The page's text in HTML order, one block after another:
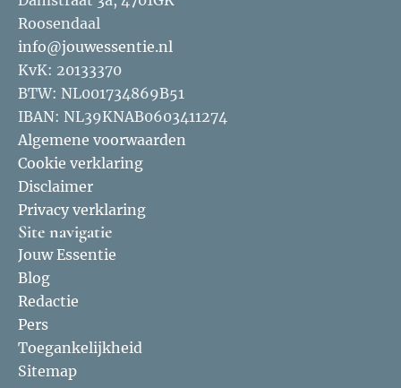
Roosendaal
info@jouwessentie.nl
KvK: 20133370
BTW: NL001734869B51
IBAN: NL39KNAB0603411274
Algemene voorwaarden
Cookie verklaring
Disclaimer
Privacy verklaring
Site navigatie
Jouw Essentie
Blog
Redactie
Pers
Toegankelijkheid
Sitemap